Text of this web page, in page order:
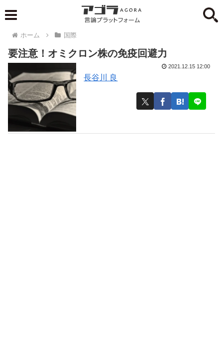
ホーム 国際
要注意！オミクロン株の免疫回避力
長谷川 良
2021.12.15 12:00